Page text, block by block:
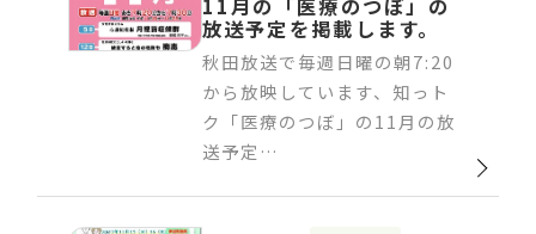
放送予定を掲載します。
秋田放送で毎週日曜の朝7:20
から放映しています、知っト
ク「医療のつぼ」の11月の放
送予定…